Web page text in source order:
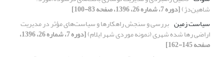
شاهین‌دژ)[دوره 7، شماره 26، 1396، صفحه 83-100]
سیاست زمین بررسی و سنجش راهکارها و سیاست‌های مؤثر در مدیریت
اراضی رها شده شهری (نمونه موردی شهر ایلام) [دوره 7، شماره 26، 1396،
صفحه 145-162]